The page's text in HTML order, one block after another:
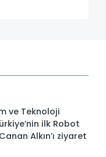
ve Teknoloji
ilk Robot
Alkın’ı ziyaret